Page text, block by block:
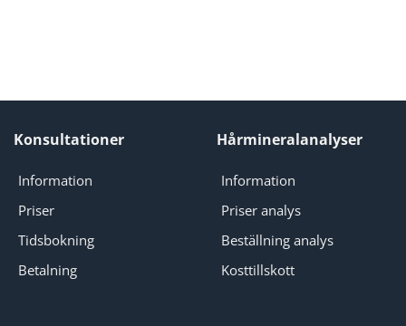
Konsultationer
Information
Priser
Tidsbokning
Betalning
Hårmineralanalyser
Information
Priser analys
Beställning analys
Kosttillskott